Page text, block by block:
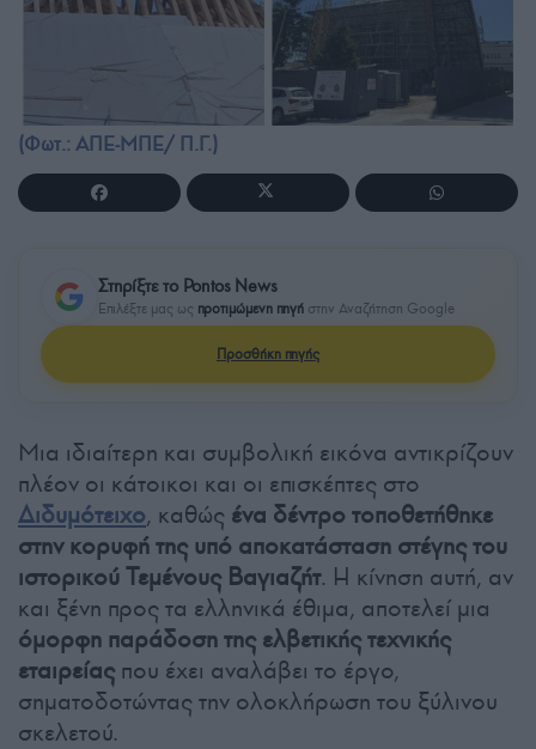
(Φωτ.: ΑΠΕ-ΜΠΕ/ Π.Γ.)
Στηρίξτε το Pontos News
Επιλέξτε μας ως προτιμώμενη πηγή στην Αναζήτηση Google
Προσθήκη πηγής
Μια ιδιαίτερη και συμβολική εικόνα αντικρίζουν
πλέον οι κάτοικοι και οι επισκέπτες στο
Διδυμότειχο, καθώς ένα δέντρο τοποθετήθηκε
στην κορυφή της υπό αποκατάσταση στέγης του
ιστορικού Τεμένους Βαγιαζήτ. Η κίνηση αυτή, αν
και ξένη προς τα ελληνικά έθιμα, αποτελεί μια
όμορφη παράδοση της ελβετικής τεχνικής
εταιρείαςπου έχει αναλάβει το έργο,
σηματοδοτώντας την ολοκλήρωση του ξύλινου
σκελετού.